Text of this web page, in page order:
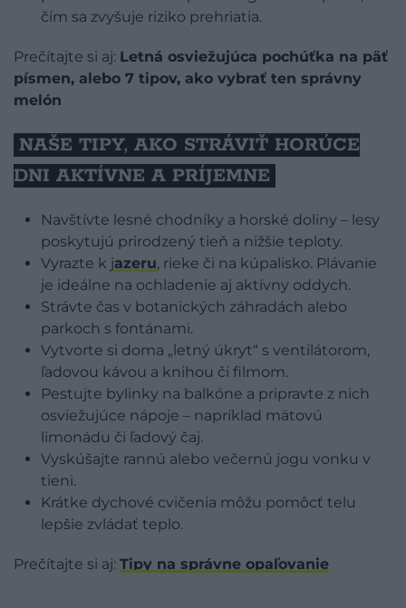
čím sa zvyšuje riziko prehriatia.
Prečítajte si aj: Letná osviežujúca pochúťka na päť
písmen, alebo 7 tipov, ako vybrať ten správny
melón
NAŠE TIPY, AKO STRÁVIŤ HORÚCE
DNI AKTÍVNE A PRÍJEMNE
Navštívte lesné chodníky a horské doliny – lesy
poskytujú prirodzený tieň a nižšie teploty.
Vyrazte k jazeru, rieke či na kúpalisko. Plávanie
je ideálne na ochladenie aj aktívny oddych.
Strávte čas v botanických záhradách alebo
parkoch s fontánami.
Vytvorte si doma „letný úkryt“ s ventilátorom,
ľadovou kávou a knihou či filmom.
Pestujte bylinky na balkóne a pripravte z nich
osviežujúce nápoje – napríklad mätovú
limonádu či ľadový čaj.
Vyskúšajte rannú alebo večernú jogu vonku v
tieni.
Krátke dychové cvičenia môžu pomôcť telu
lepšie zvládať teplo.
Prečítajte si aj: Tipy na správne opaľovanie